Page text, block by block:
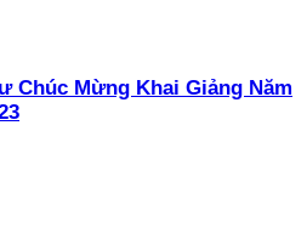
Chúc Mừng Khai Giảng Năm